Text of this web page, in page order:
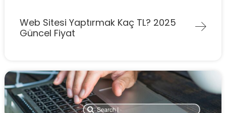
Web Sitesi Yaptırmak Kaç TL? 2025
Güncel Fiyat